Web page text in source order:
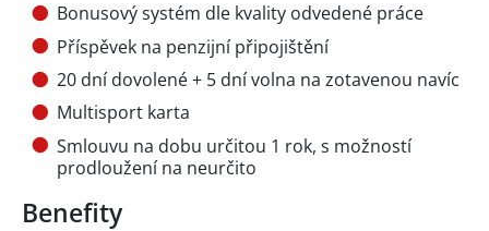
Bonusový systém dle kvality odvedené práce
Příspěvek na penzijní připojištění
20 dní dovolené + 5 dní volna na zotavenou navíc
Multisport karta
Smlouvu na dobu určitou 1 rok, s možností
prodloužení na neurčito
Benefity